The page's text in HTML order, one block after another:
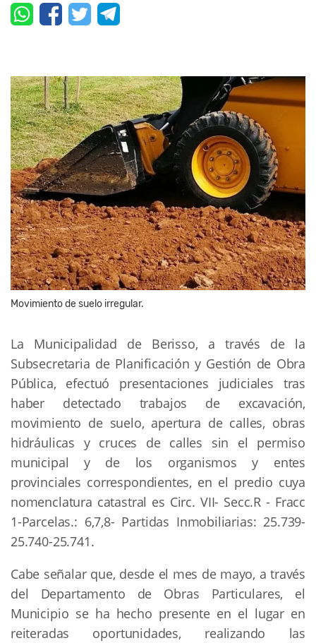
Movimiento de suelo irregular.
La Municipalidad de Berisso, a través de la
Subsecretaria de Planificación y Gestión de Obra
Pública, efectuó presentaciones judiciales tras
haber detectado trabajos de excavación,
movimiento de suelo, apertura de calles, obras
hidráulicas y cruces de calles sin el permiso
municipal y de los organismos y entes
provinciales correspondientes, en el predio cuya
nomenclatura catastral es Circ. VII- Secc.R - Fracc
1-Parcelas.: 6,7,8- Partidas Inmobiliarias: 25.739-
25.740-25.741.
Cabe señalar que, desde el mes de mayo, a través
del Departamento de Obras Particulares, el
Municipio se ha hecho presente en el lugar en
reiteradas oportunidades, realizando las